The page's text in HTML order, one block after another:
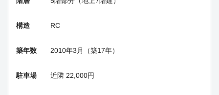
構造 RC
築年数 2010年3月（築17年）
駐車場 近隣 22,000円